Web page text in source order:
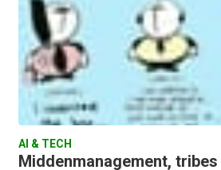
AI & TECH
Middenmanagement,